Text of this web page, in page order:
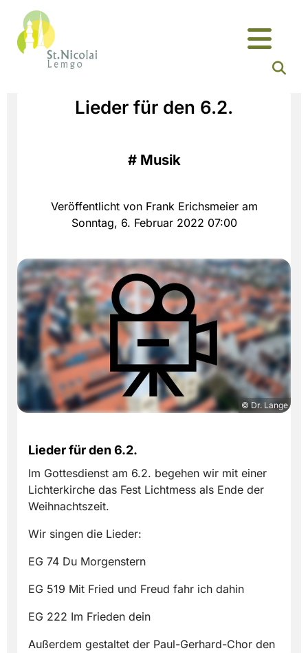
Lieder für den 6.2.
# Musik
Veröffentlicht von Frank Erichsmeier am
Sonntag, 6. Februar 2022 07:00
© Dr. Lange
Lieder für den 6.2.
Im Gottesdienst am 6.2. begehen wir mit einer
Lichterkirche das Fest Lichtmess als Ende der
Weihnachtszeit.
Wir singen die Lieder:
EG 74 Du Morgenstern
EG 519 Mit Fried und Freud fahr ich dahin
EG 222 Im Frieden dein
Außerdem gestaltet der Paul-Gerhard-Chor den